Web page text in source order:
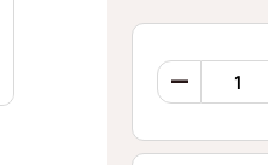
Borrelly
Menge